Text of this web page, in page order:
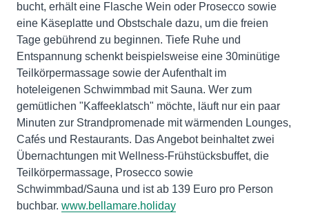
bucht, erhält eine Flasche Wein oder Prosecco sowie
eine Käseplatte und Obstschale dazu, um die freien
Tage gebührend zu beginnen. Tiefe Ruhe und
Entspannung schenkt beispielsweise eine 30minütige
Teilkörpermassage sowie der Aufenthalt im
hoteleigenen Schwimmbad mit Sauna. Wer zum
gemütlichen "Kaffeeklatsch" möchte, läuft nur ein paar
Minuten zur Strandpromenade mit wärmenden Lounges,
Cafés und Restaurants. Das Angebot beinhaltet zwei
Übernachtungen mit Wellness-Frühstücksbuffet, die
Teilkörpermassage, Prosecco sowie
Schwimmbad/Sauna und ist ab 139 Euro pro Person
buchbar. www.bellamare.holiday